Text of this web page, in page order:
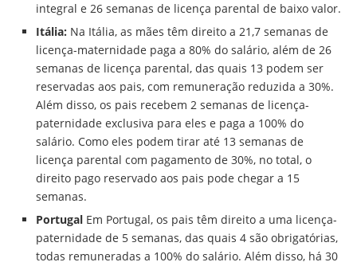
integral e 26 semanas de licença parental de baixo valor.
Itália: Na Itália, as mães têm direito a 21,7 semanas de
licença-maternidade paga a 80% do salário, além de 26
semanas de licença parental, das quais 13 podem ser
reservadas aos pais, com remuneração reduzida a 30%.
Além disso, os pais recebem 2 semanas de licença-
paternidade exclusiva para eles e paga a 100% do
salário. Como eles podem tirar até 13 semanas de
licença parental com pagamento de 30%, no total, o
direito pago reservado aos pais pode chegar a 15
semanas.
Portugal Em Portugal, os pais têm direito a uma licença-
paternidade de 5 semanas, das quais 4 são obrigatórias,
todas remuneradas a 100% do salário. Além disso, há 30